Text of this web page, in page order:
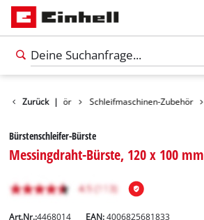
Zurück |
Werkzeugzubehör Schleifmaschinen-Zubehör
Bürstenschleifer-Bürste
Messingdraht-Bürste, 120 x 100 mm
Art.Nr.:4468014 EAN:4006825681833